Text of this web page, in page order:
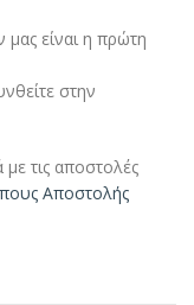
είναι η πρώτη
στην
με τις αποστολές
Αποστολής